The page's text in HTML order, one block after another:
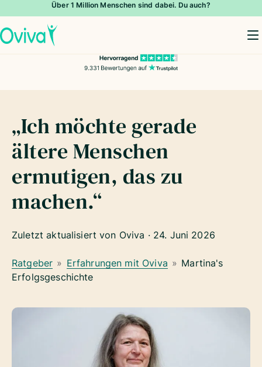
Über 1 Million Menschen sind dabei. Du auch?
„Ich möchte gerade
ältere Menschen
ermutigen, das zu
machen.“
Zuletzt aktualisiert von Oviva · 24. Juni 2026
Ratgeber » Erfahrungen mit Oviva » Martina's
Erfolgsgeschichte